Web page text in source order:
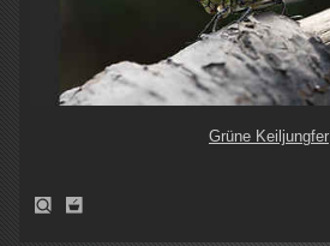
Grüne Keiljungfer